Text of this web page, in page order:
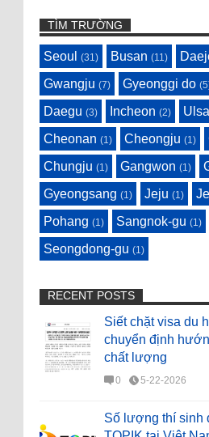
TÌM TRƯỜNG
Seoul (31) Busan (11)
Gwangju (7) Gyeonggi do
Daegu (3) Incheon (2)
Cheonan (1) Cheongju (1)
Chungju (1) Gangwon (1)
Gyeongsang (1) Jeju (1)
Pohang (1) Sangnok-gu (1)
Seongdong-gu (1)
RECENT POSTS
Siết chặt visa du
chuyển định
chất lượng
0 5-22-2026
Số lượng thí sinh